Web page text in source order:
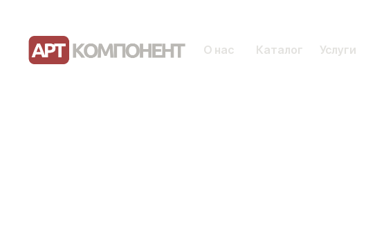
Каталог Услуги
О нас